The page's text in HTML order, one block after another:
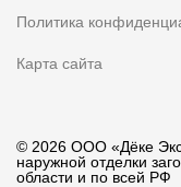
Политика
Карта сайта
© 2026 ООО «Дёке
наружной отделки
области и по всей РФ